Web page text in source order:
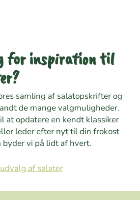
for inspiration til
samling af salatopskrifter og
de mange valgmuligheder.
at opdatere en kendt klassiker
leder efter nyt til din frokost
vi på lidt af hvert.
af salater